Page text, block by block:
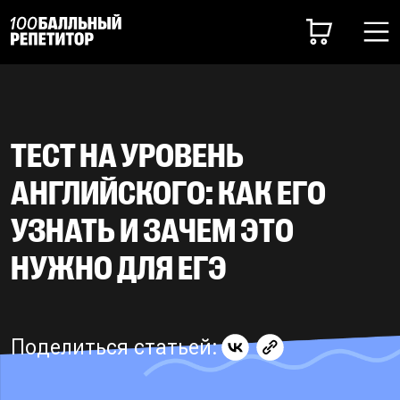
ТЕСТ НА УРОВЕНЬ
АНГЛИЙСКОГО: КАК ЕГО
УЗНАТЬ И ЗАЧЕМ ЭТО
НУЖНО ДЛЯ ЕГЭ
Поделиться статьей: